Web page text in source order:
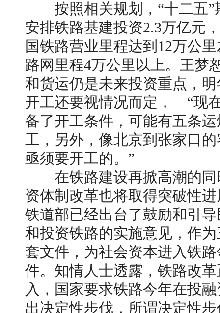
按照相关规划，“十二五”
安排铁路基建投资2.3万亿元
国铁路营业里程达到12万公
路网里程4万公里以上。王梦
和货运仍是未来投资重点，
开工还要视情况而定， “现
备了开工条件，可能有五条
工，另外，像北京到张家口
亟须要开工的。”
在铁路建设再掀高潮的同
资体制改革也将取得突破性
铁道部已经出台了鼓励和引
和投资铁路的实施意见，作
套文件，为社会资本进入铁
件。知情人士透露，铁路改
入，国家要求铁路今年在投
出决定性步伐，所谓决定性